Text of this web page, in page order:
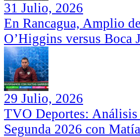
31 Julio, 2026
En Rancagua, Amplio
O’Higgins versus Boca
29 Julio, 2026
TVO Deportes:
Segunda 2026 con